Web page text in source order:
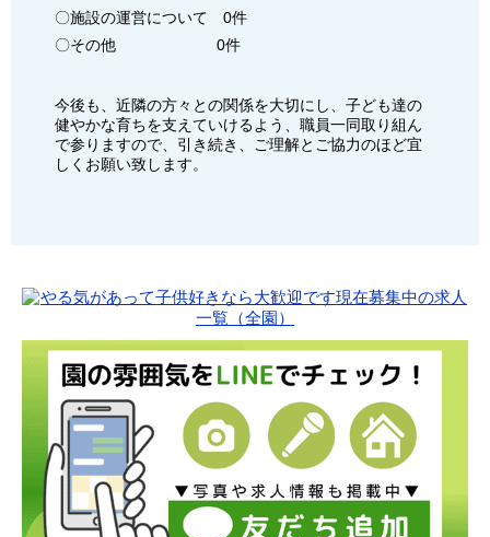
〇施設の運営について 0件
〇その他 0件
今後も、近隣の方々との関係を大切にし、子ども達の
健やかな育ちを支えていけるよう、職員一同取り組ん
で参りますので、引き続き、ご理解とご協力のほど宜
しくお願い致します。